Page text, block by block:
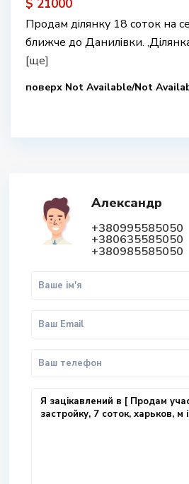
$ 21000
Продам ділянку 18 соток на
ближче до Данилівки.
[ще]
поверх Not Available/Not
Александр
+380995585050
+380635585050
+380985585050